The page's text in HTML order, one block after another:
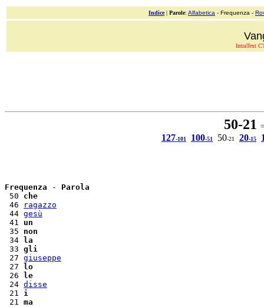
Indice| Parole: Alfabetica - Frequenza -
IntraText
50-21
127-101 100-51 50-21 20-15
Frequenza - Parola
50 che
46
ragazzo
44 gesù
41 un
35 non
34
la
33 gli
27 giuseppe
27
lo
26
le
24 disse
21 i
21 ma